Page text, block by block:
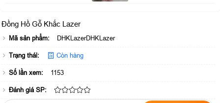
Đồng Hồ Gỗ Khắc Lazer
Mã sản phẩm: DHKLazerDHKLazer
Trạng thái: Còn hàng
Số lần xem: 1153
Đánh giá SP: